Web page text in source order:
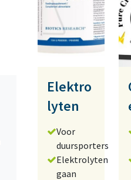
Elektro
lyten
Voor
duursporters
Elektrolyten
gaan